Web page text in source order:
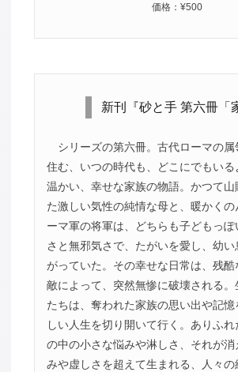
価格：¥500
新刊『砂と手 第六冊「
シリーズの第六冊。古代ローマの属
住む、いつの時代も、どこにでもいる
温かい、幸せな家族の物語。かつて山
た激しい気性の純情な母と、暖かくの
ーマ軍の将軍は、どちらも子どもっぽ
さと無邪気さで、たがいを愛し、幼
がっていた。その幸せな日常は、残酷
敵によって、突然無惨に破壊される。
たちは、奪われた家族の思い出や記
しい人生を切り開いて行く。ありふれ
の中の小さな悩みや淋しさ、それが消
みや虚しさを超えて生まれる、人々の